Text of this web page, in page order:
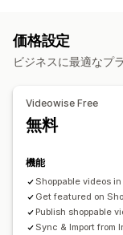
カスタマイズ
動画プレイヤー
埋め込み式動画
表示オプション
お気に入り商品
商品を購入可能なフ
分析
エンゲージメント追
価格設定
ビジネスに最適なプ
Videowise Free
無料
機能
Shoppable videos in
Get featured on
Publish shoppable
Sync & Import from